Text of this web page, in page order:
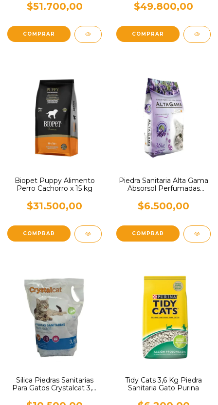
$51.700,00 $49.800,00
Biopet Puppy Alimento
Perro Cachorro x 15 kg
$31.500,00
Piedra Sanitaria Alta Gama
Absorsol Perfumadas
$6.500,00
Silica Piedras Sanitarias
Para Gatos Crystalcat 3,8
Tidy Cats 3,6 Kg Piedra
Sanitaria Gato Purina